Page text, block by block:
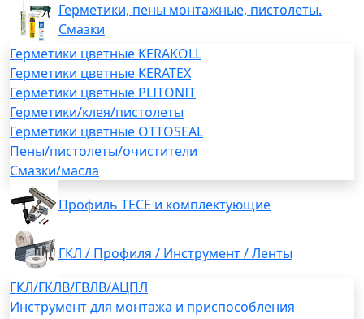
Герметики, пены монтажные, пистолеты.
Смазки
Герметики цветные KERAKOLL
Герметики цветные KERATEX
Герметики цветные PLITONIT
Герметики/клея/пистолеты
Герметики цветные OTTOSEAL
Пены/пистолеты/очистители
Смазки/масла
Профиль TECE и комплектующие
ГКЛ / Профиля / Инструмент / Ленты
ГКЛ/ГКЛВ/ГВЛВ/АЦПЛ
Инструмент для монтажа и приспособления